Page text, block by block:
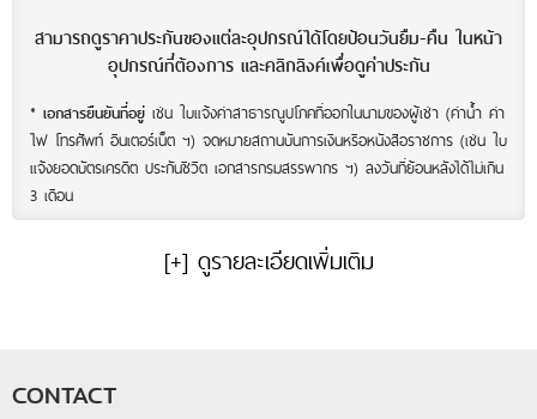
สามารถดูราคาประกันของแต่ละอุปกรณ์ได้โดยป้อนวันยืม-คืน ในหน้า
อุปกรณ์ที่ต้องการ และคลิกลิงค์เพื่อดูค่าประกัน
* เอกสารยืนยันที่อยู่ เช่น ใบแจ้งค่าสาธารณูปโภคที่ออกในนามของผู้เช่า (ค่าน้ำ ค่า
ไฟ โทรศัพท์ อินเตอร์เน็ต ฯ) จดหมายสถานบันการเงินหรือหนังสือราชการ (เช่น ใบ
แจ้งยอดบัตรเครดิต ประกันชีวิต เอกสารกรมสรรพากร ฯ) ลงวันที่ย้อนหลังได้ไม่เกิน
3 เดือน
[+] ดูรายละเอียดเพิ่มเติม
CONTACT